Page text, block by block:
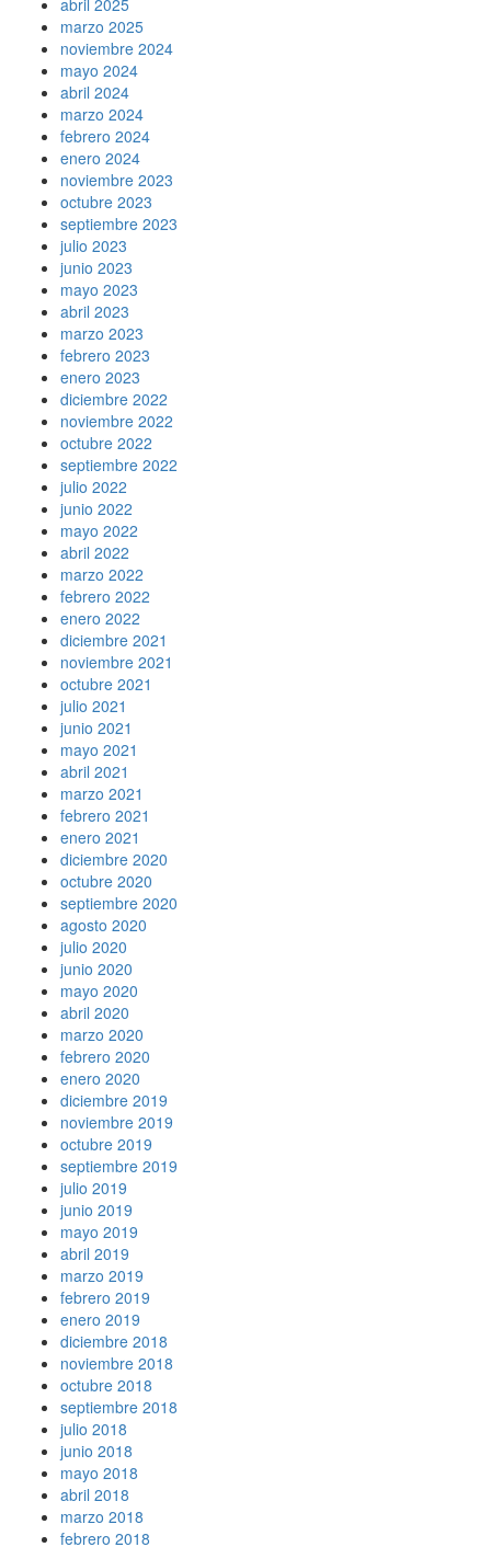
marzo 2025
noviembre 2024
mayo 2024
abril 2024
marzo 2024
febrero 2024
enero 2024
noviembre 2023
octubre 2023
septiembre 2023
julio 2023
junio 2023
mayo 2023
abril 2023
marzo 2023
febrero 2023
enero 2023
diciembre 2022
noviembre 2022
octubre 2022
septiembre 2022
julio 2022
junio 2022
mayo 2022
abril 2022
marzo 2022
febrero 2022
enero 2022
diciembre 2021
noviembre 2021
octubre 2021
julio 2021
junio 2021
mayo 2021
abril 2021
marzo 2021
febrero 2021
enero 2021
diciembre 2020
octubre 2020
septiembre 2020
agosto 2020
julio 2020
junio 2020
mayo 2020
abril 2020
marzo 2020
febrero 2020
enero 2020
diciembre 2019
noviembre 2019
octubre 2019
septiembre 2019
julio 2019
junio 2019
mayo 2019
abril 2019
marzo 2019
febrero 2019
enero 2019
diciembre 2018
noviembre 2018
octubre 2018
septiembre 2018
julio 2018
junio 2018
mayo 2018
abril 2018
marzo 2018
febrero 2018